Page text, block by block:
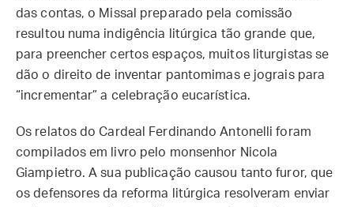
das contas, o Missal preparado pela comissão
resultou numa indigência litúrgica tão grande que,
para preencher certos espaços, muitos liturgistas se
dão o direito de inventar pantomimas e jograis para
“incrementar” a celebração eucarística.
Os relatos do Cardeal Ferdinando Antonelli foram
compilados em livro pelo monsenhor Nicola
Giampietro. A sua publicação causou tanto furor, que
os defensores da reforma litúrgica resolveram enviar